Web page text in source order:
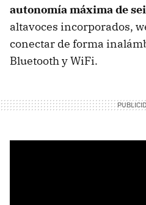
autonomía máxima de
altavoces incorporados,
conectar de forma
Bluetooth y WiFi.